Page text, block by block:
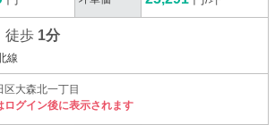
徒歩 1分
線
区大森北一丁目
ログイン後に表示されます